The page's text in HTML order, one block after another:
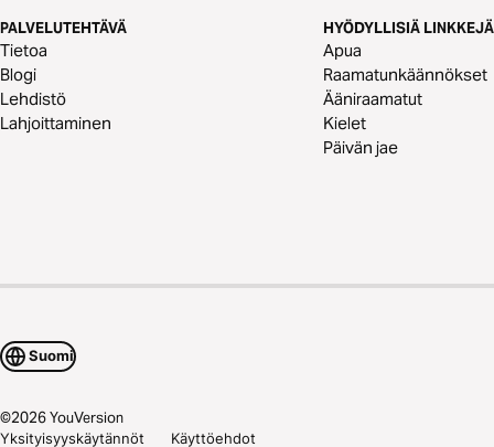
PALVELUTEHTÄVÄ
Tietoa
Blogi
Lehdistö
Lahjoittaminen
HYÖDYLLISIÄ LINKKEJÄ
Apua
Raamatunkäännökset
Ääniraamatut
Kielet
Päivän jae
Suomi
©2026YouVersion
Yksityisyyskäytännöt Käyttöehdot